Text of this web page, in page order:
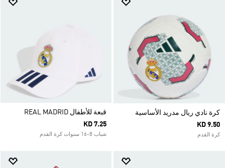
كرة نادي ريال مدريد الأساسية
KD 9.50
كرة القدم
قبعة للأطفال REAL MADRID
KD 7.25
شباب 8-16 سنوات كرة القدم